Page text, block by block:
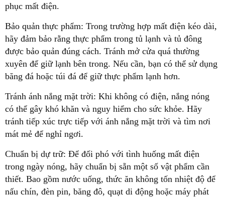
phục mất điện.
Bảo quản thực phẩm: Trong trường hợp mất điện kéo dài,
hãy đảm bảo rằng thực phẩm trong tủ lạnh và tủ đông
được bảo quản đúng cách. Tránh mở cửa quá thường
xuyên để giữ lạnh bên trong. Nếu cần, bạn có thể sử dụng
băng đá hoặc túi đá để giữ thực phẩm lạnh hơn.
Tránh ánh nắng mặt trời: Khi không có điện, nắng nóng
có thể gây khó khăn và nguy hiểm cho sức khỏe. Hãy
tránh tiếp xúc trực tiếp với ánh nắng mặt trời và tìm nơi
mát mẻ để nghỉ ngơi.
Chuẩn bị dự trữ: Để đối phó với tình huống mất điện
trong ngày nóng, hãy chuẩn bị sẵn một số vật phẩm cần
thiết. Bao gồm nước uống, thức ăn không tốn nhiệt độ để
nấu chín, đèn pin, băng đô, quạt di động hoặc máy phát